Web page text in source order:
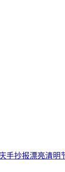
手抄报漂亮清明